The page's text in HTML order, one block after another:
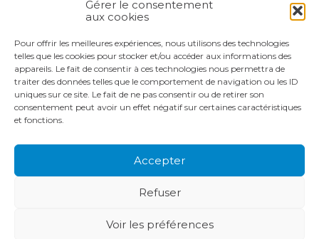
Gérer le consentement
aux cookies
Pour offrir les meilleures expériences, nous utilisons des technologies
telles que les cookies pour stocker et/ou accéder aux informations des
appareils. Le fait de consentir à ces technologies nous permettra de
traiter des données telles que le comportement de navigation ou les ID
uniques sur ce site. Le fait de ne pas consentir ou de retirer son
consentement peut avoir un effet négatif sur certaines caractéristiques
et fonctions.
Accepter
Refuser
Voir les préférences
COMPTA DOCUMENTS
Principale
NOS ACCOMPAGNEMENTS
RECRUTEMENT
CONTACT
MENTIONS LÉGALES